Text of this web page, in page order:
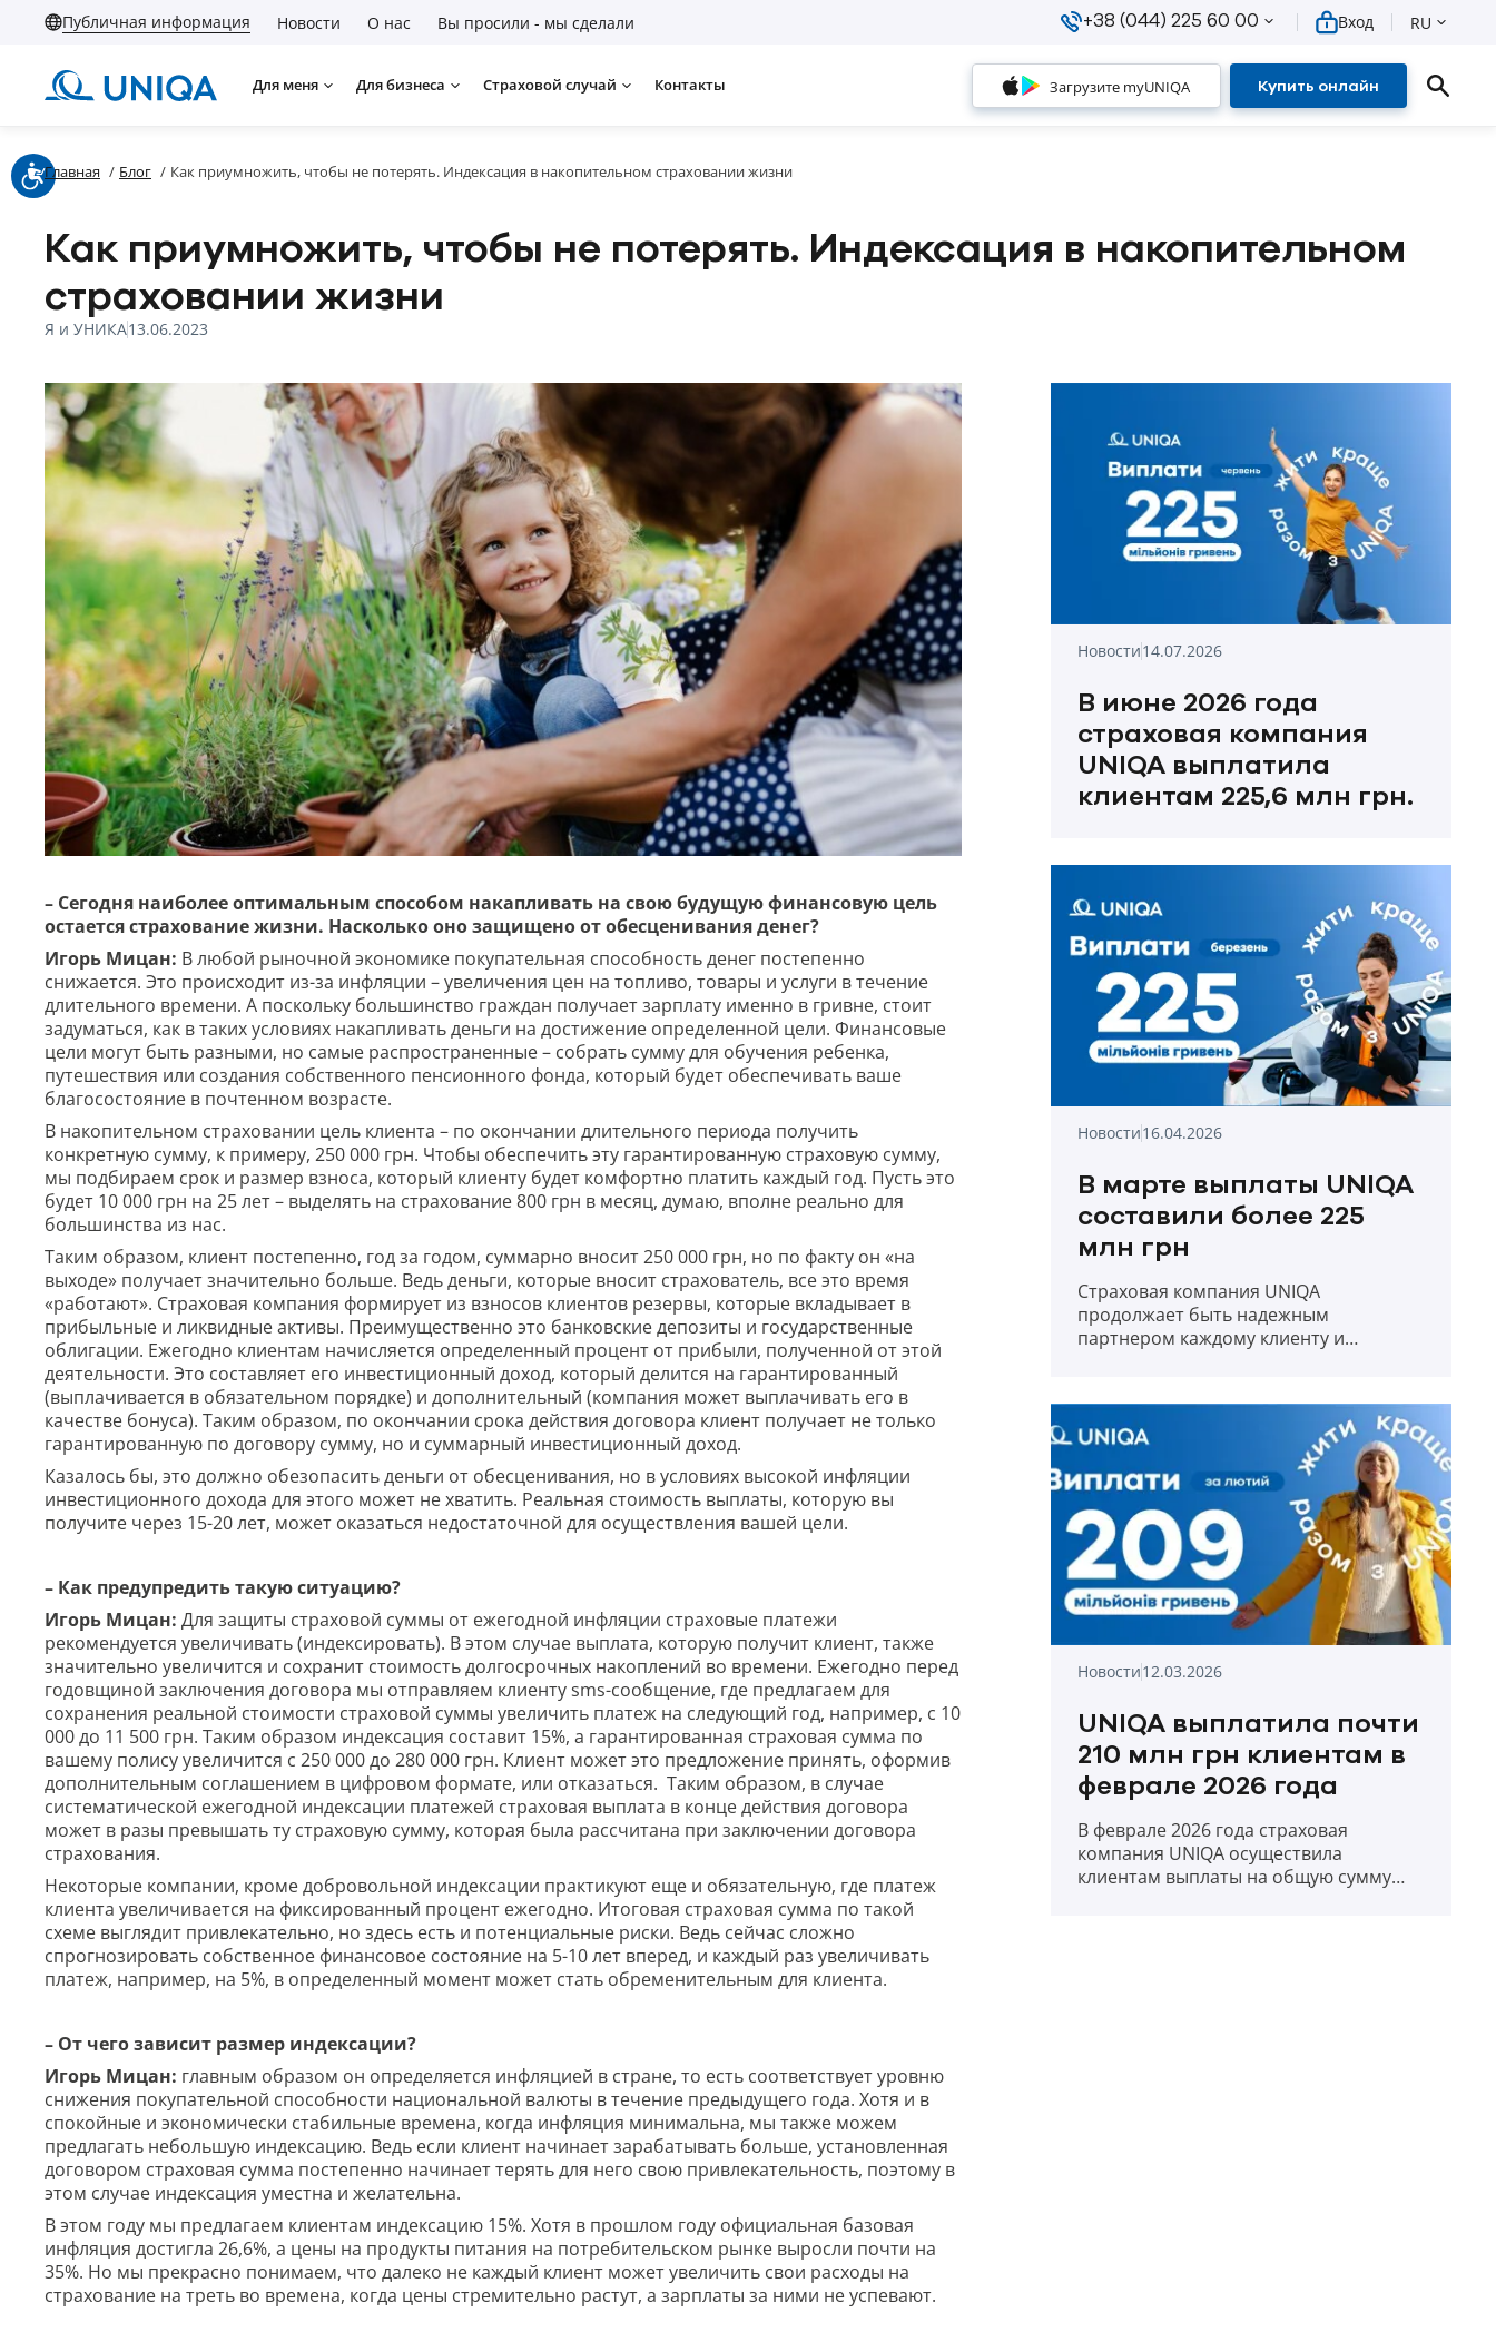
Публичная информация Новости О нас Вы просили - мы сделали +38 (044) 225 60 00 Вход RU
Для меня Для бизнеса Страховой случай Контакты Загрузите myUNIQA Купить онлайн
Главная / Блог / Как приумножить, чтобы не потерять. Индексация в накопительном страховании жизни
Как приумножить, чтобы не потерять. Индексация в накопительном
страховании жизни
Я и УНИКА13.06.2023
– Сегодня наиболее оптимальным способом накапливать на свою будущую финансовую цель
остается страхование жизни. Насколько оно защищено от обесценивания денег?
Игорь Мицан: В любой рыночной экономике покупательная способность денег постепенно
снижается. Это происходит из-за инфляции – увеличения цен на топливо, товары и услуги в течение
длительного времени. А поскольку большинство граждан получает зарплату именно в гривне, стоит
задуматься, как в таких условиях накапливать деньги на достижение определенной цели. Финансовые
цели могут быть разными, но самые распространенные – собрать сумму для обучения ребенка,
путешествия или создания собственного пенсионного фонда, который будет обеспечивать ваше
благосостояние в почтенном возрасте.
В накопительном страховании цель клиента – по окончании длительного периода получить
конкретную сумму, к примеру, 250 000 грн. Чтобы обеспечить эту гарантированную страховую сумму,
мы подбираем срок и размер взноса, который клиенту будет комфортно платить каждый год. Пусть это
будет 10 000 грн на 25 лет – выделять на страхование 800 грн в месяц, думаю, вполне реально для
большинства из нас.
Таким образом, клиент постепенно, год за годом, суммарно вносит 250 000 грн, но по факту он «на
выходе» получает значительно больше. Ведь деньги, которые вносит страхователь, все это время
«работают». Страховая компания формирует из взносов клиентов резервы, которые вкладывает в
прибыльные и ликвидные активы. Преимущественно это банковские депозиты и государственные
облигации. Ежегодно клиентам начисляется определенный процент от прибыли, полученной от этой
деятельности. Это составляет его инвестиционный доход, который делится на гарантированный
(выплачивается в обязательном порядке) и дополнительный (компания может выплачивать его в
качестве бонуса). Таким образом, по окончании срока действия договора клиент получает не только
гарантированную по договору сумму, но и суммарный инвестиционный доход.
Казалось бы, это должно обезопасить деньги от обесценивания, но в условиях высокой инфляции
инвестиционного дохода для этого может не хватить. Реальная стоимость выплаты, которую вы
получите через 15-20 лет, может оказаться недостаточной для осуществления вашей цели.
– Как предупредить такую ситуацию?
Игорь Мицан: Для защиты страховой суммы от ежегодной инфляции страховые платежи
рекомендуется увеличивать (индексировать). В этом случае выплата, которую получит клиент, также
значительно увеличится и сохранит стоимость долгосрочных накоплений во времени. Ежегодно перед
годовщиной заключения договора мы отправляем клиенту sms-сообщение, где предлагаем для
сохранения реальной стоимости страховой суммы увеличить платеж на следующий год, например, с 10
000 до 11 500 грн. Таким образом индексация составит 15%, а гарантированная страховая сумма по
вашему полису увеличится с 250 000 до 280 000 грн. Клиент может это предложение принять, оформив
дополнительным соглашением в цифровом формате, или отказаться. Таким образом, в случае
систематической ежегодной индексации платежей страховая выплата в конце действия договора
может в разы превышать ту страховую сумму, которая была рассчитана при заключении договора
страхования.
Некоторые компании, кроме добровольной индексации практикуют еще и обязательную, где платеж
клиента увеличивается на фиксированный процент ежегодно. Итоговая страховая сумма по такой
схеме выглядит привлекательно, но здесь есть и потенциальные риски. Ведь сейчас сложно
спрогнозировать собственное финансовое состояние на 5-10 лет вперед, и каждый раз увеличивать
платеж, например, на 5%, в определенный момент может стать обременительным для клиента.
– От чего зависит размер индексации?
Игорь Мицан: главным образом он определяется инфляцией в стране, то есть соответствует уровню
снижения покупательной способности национальной валюты в течение предыдущего года. Хотя и в
спокойные и экономически стабильные времена, когда инфляция минимальна, мы также можем
предлагать небольшую индексацию. Ведь если клиент начинает зарабатывать больше, установленная
договором страховая сумма постепенно начинает терять для него свою привлекательность, поэтому в
этом случае индексация уместна и желательна.
В этом году мы предлагаем клиентам индексацию 15%. Хотя в прошлом году официальная базовая
инфляция достигла 26,6%, а цены на продукты питания на потребительском рынке выросли почти на
35%. Но мы прекрасно понимаем, что далеко не каждый клиент может увеличить свои расходы на
страхование на треть во времена, когда цены стремительно растут, а зарплаты за ними не успевают.
Новости14.07.2026
В июне 2026 года
страховая компания
UNIQA выплатила
клиентам 225,6 млн грн.
Новости16.04.2026
В марте выплаты UNIQA
составили более 225
млн грн
Страховая компания UNIQA
продолжает быть надежным
партнером каждому клиенту и
Новости12.03.2026
UNIQA выплатила почти
210 млн грн клиентам в
феврале 2026 года
В феврале 2026 года страховая
компания UNIQA осуществила
клиентам выплаты на общую сумму